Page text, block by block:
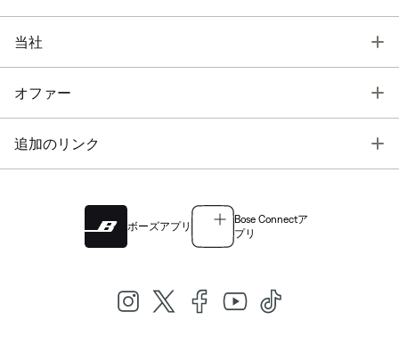
当社
オファー
追加のリンク
ボーズアプリ
Bose Connectア
プリ